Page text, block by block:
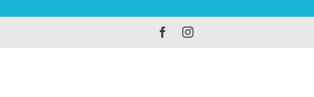
FacebookInstagram